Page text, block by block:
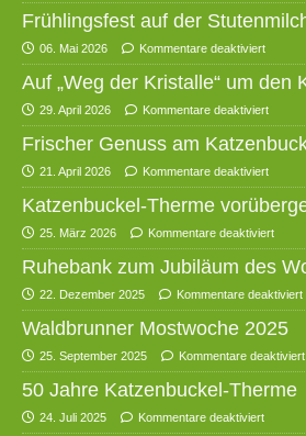
Frühlingsfest auf der
06. Mai 2026 Kommentare deaktiviert
Auf „Weg der Kristalle“ um den
29. April 2026 Kommentare deaktiviert
Frischer Genuss am
21. April 2026 Kommentare deaktiviert
Katzenbuckel-Therme
25. März 2026 Kommentare deaktiviert
Ruhebank zum Jubiläum des
22. Dezember 2025 Kommentare deaktiviert
Waldbrunner Mostwoche 2025
25. September 2025 Kommentare deaktiviert
50 Jahre Katzenbuckel-Therme
24. Juli 2025 Kommentare deaktiviert